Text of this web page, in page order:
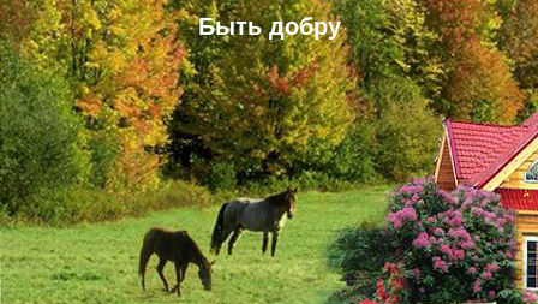
Быть добру